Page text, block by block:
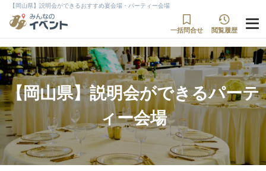
【岡山県】説明会ができるおすすめ宴会場・パーティー会場
一括問合せ 閲覧履歴
【岡山県】説明会ができるパーテ
ィー会場